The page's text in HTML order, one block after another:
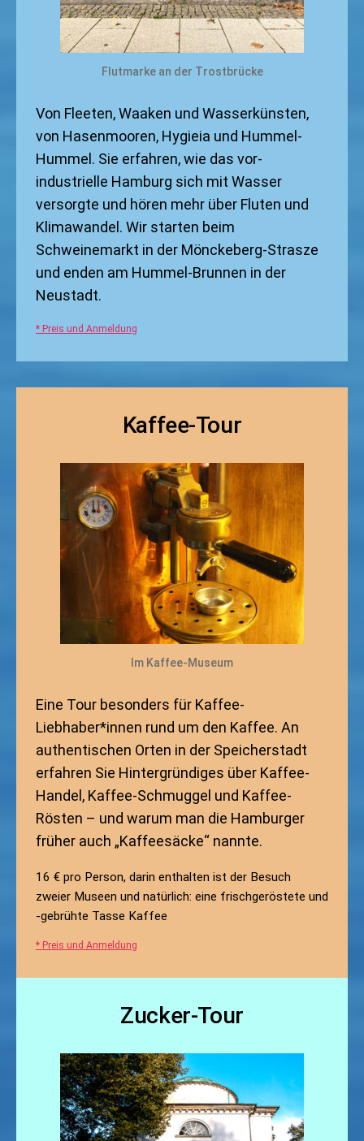
Flutmarke an der Trostbrücke
Von Fleeten, Waaken und Wasserkünsten,
von Hasenmooren, Hygieia und Hummel-
Hummel. Sie erfahren, wie das vor-
industrielle Hamburg sich mit Wasser
versorgte und hören mehr über Fluten und
Klimawandel. Wir starten beim
Schweinemarkt in der Mönckeberg-Strasze
und enden am Hummel-Brunnen in der
Neustadt.
* Preis und Anmeldung
Kaffee-Tour
Im Kaffee-Museum
Eine Tour besonders für Kaffee-
Liebhaber*innen rund um den Kaffee. An
authentischen Orten in der Speicherstadt
erfahren Sie Hintergründiges über Kaffee-
Handel, Kaffee-Schmuggel und Kaffee-
Rösten – und warum man die Hamburger
früher auch „Kaffeesäcke“ nannte.
16 € pro Person, darin enthalten ist der Besuch
zweier Museen und natürlich: eine frischgeröstete und
-gebrühte Tasse Kaffee
* Preis und Anmeldung
Zucker-Tour